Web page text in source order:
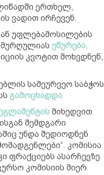
ერთხელ,
ვადით ირჩევენ.
უფლებამოსილების
მურღულიას ეწურება.
კვოტით მოხვდნენ,
სამეურვეო საბჭოს
გამოცხადდა
მიხედვით
შემდგარი
უნდა შედიოდნენ
კომისია
ფრაქციებს ასარჩევზე
კომისიის მიერ